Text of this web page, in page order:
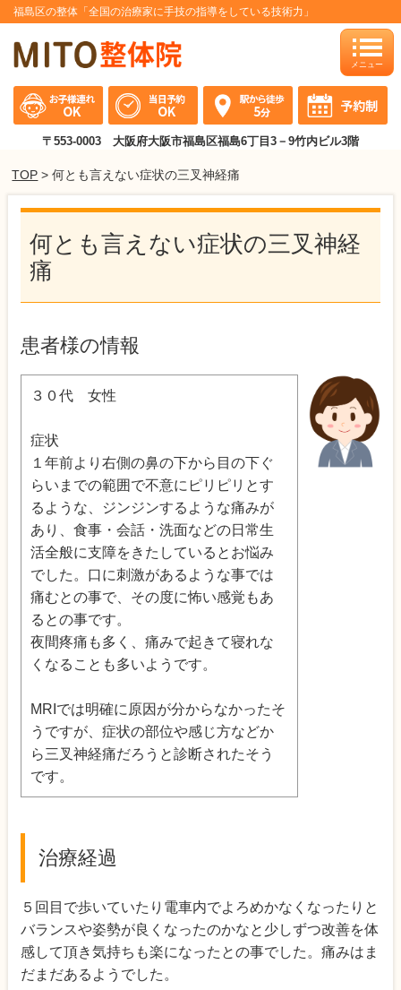
福島区の整体「全国の治療家に手技の指導をしている技術力」
〒553-0003 大阪府大阪市福島区福島6丁目3－9竹内ビル3階
toggle
TOP > 何とも言えない症状の三叉神経痛
何とも言えない症状の三叉神経
痛
患者様の情報
３０代 女性
症状
１年前より右側の鼻の下から目の下ぐ
らいまでの範囲で不意にピリピリとす
るような、ジンジンするような痛みが
あり、食事・会話・洗面などの日常生
活全般に支障をきたしているとお悩み
でした。口に刺激があるような事では
痛むとの事で、その度に怖い感覚もあ
るとの事です。
夜間疼痛も多く、痛みで起きて寝れな
くなることも多いようです。
MRIでは明確に原因が分からなかったそ
うですが、症状の部位や感じ方などか
ら三叉神経痛だろうと診断されたそう
です。
治療経過
５回目で歩いていたり電車内でよろめかなくなったりと
バランスや姿勢が良くなったのかなと少しずつ改善を体
感して頂き気持ちも楽になったとの事でした。痛みはま
だまだあるようでした。